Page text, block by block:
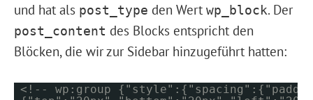
und hat als post_type den Wert wp_block. Der
post_content des Blocks entspricht den
Blöcken, die wir zur Sidebar hinzugeführt hatten:
<!-- wp:group